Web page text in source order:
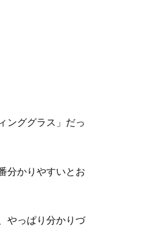
ンググラス」だっ
分かりやすいとお
やっぱり分かりづ